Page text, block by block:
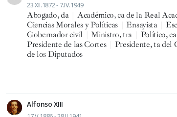
23.XII.1872 - 7.IV.1949
Abogado, da
Académico, ca de la Real
Ciencias Morales y Políticas
Ensayista
Gobernador civil
Ministro, tra Político, ca
Presidente de las Cortes
Presidente, ta del
de los Diputados
Alfonso XIII